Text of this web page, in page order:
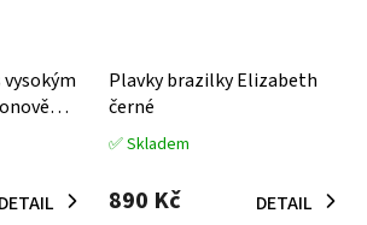
DETAIL
Plavky brazilky Elizabeth
černé
Průměrné
produktu
je
✅ Skladem
890 Kč DETAIL